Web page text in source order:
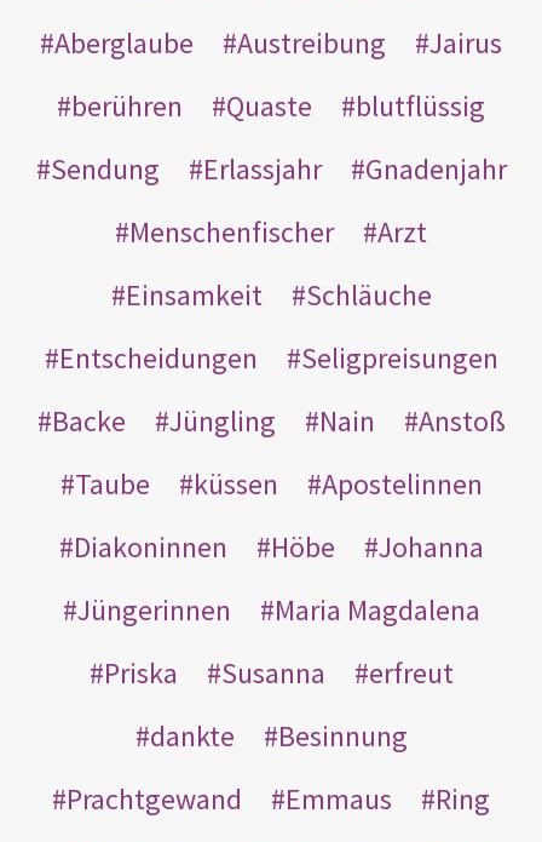
Aberglaube
Austreibung
Jairus
berühren
Quaste
blutflüssig
Sendung
Erlassjahr
Gnadenjahr
Menschenfischer
Arzt
Einsamkeit
Schläuche
Entscheidungen
Seligpreisungen
Backe
Jüngling Nain
Anstoß
Taube
küssen
Apostelinnen
Diakoninnen
Höbe
Johanna
Jüngerinnen
Maria Magdalena
Priska
Susanna
erfreut
dankte
Besinnung
Prachtgewand
Emmaus
Ring